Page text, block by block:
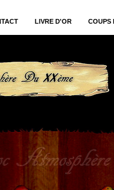
LIVRE D'OR COUPS